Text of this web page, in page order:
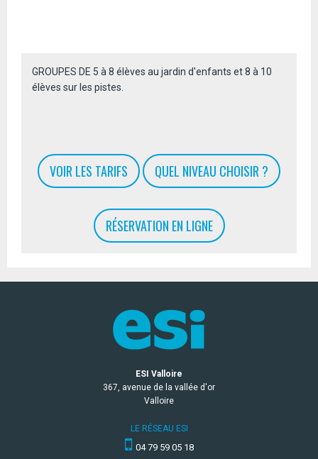
GROUPES DE 5 à 8 élèves au jardin d'enfants et 8 à 10
élèves sur les pistes.
VOIR LES TARIFS QUEL NIVEAU CHOISIR ?
RÉSERVATION EN LIGNE
ESI Valloire
367, avenue de la vallée d'or
Valloire
LE RÉSEAU ESI
04 79 59 05 18